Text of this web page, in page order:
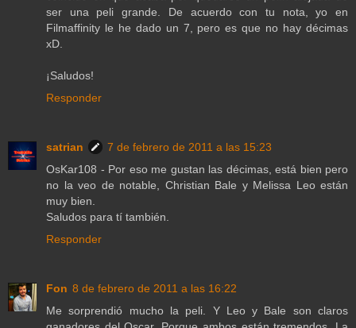
ser una peli grande. De acuerdo con tu nota, yo en
Filmaffinity le he dado un 7, pero es que no hay décimas
xD.
¡Saludos!
Responder
satrian
7 de febrero de 2011 a las 15:23
OsKar108 - Por eso me gustan las décimas, está bien pero
no la veo de notable, Christian Bale y Melissa Leo están
muy bien.
Saludos para tí también.
Responder
Fon 8 de febrero de 2011 a las 16:22
Me sorprendió mucho la peli. Y Leo y Bale son claros